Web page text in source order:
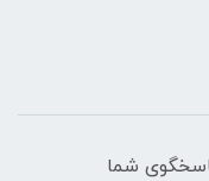
پاسخگوی شما